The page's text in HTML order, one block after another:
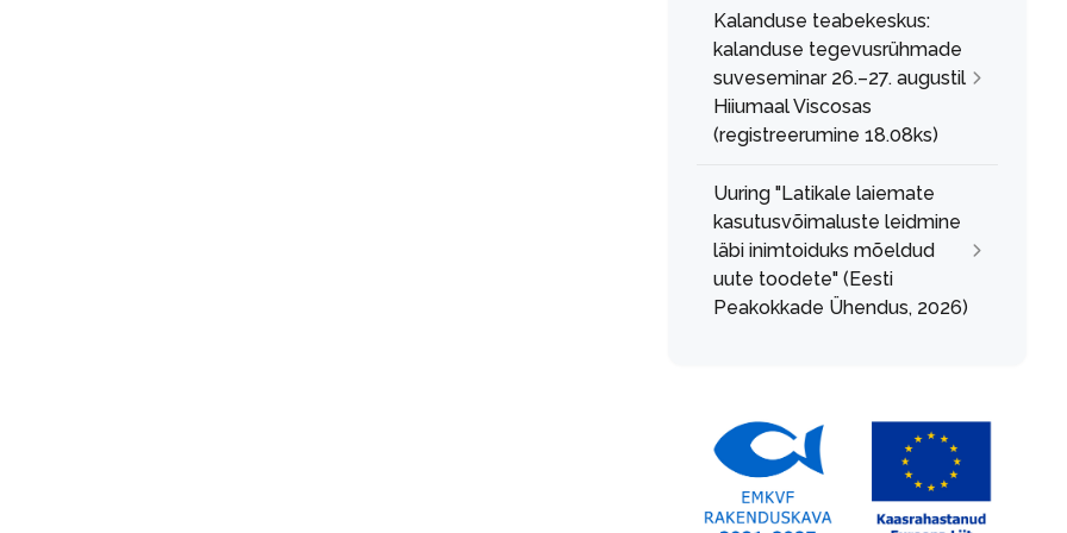
Kalanduse teabekeskus:
kalanduse tegevusrühmade
suveseminar 26.–27. augustil
Hiiumaal Viscosas
(registreerumine 18.08ks)
Uuring "Latikale laiemate
kasutusvõimaluste leidmine
läbi inimtoiduks mõeldud
uute toodete" (Eesti
Peakokkade Ühendus, 2026)